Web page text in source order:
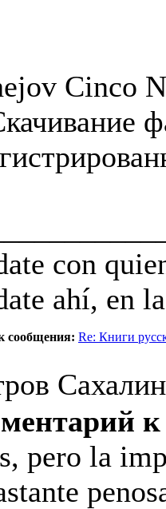
Cinco
con
ahí, en
сообщения: Re: Книги
pero la